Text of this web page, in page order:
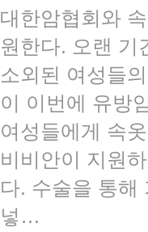
대한암협회와
원한다. 오랜 기
소외된 여성들
이 이번에 유방
여성들에게 속
비비안이 지원
다. 수술을 통해
넣…